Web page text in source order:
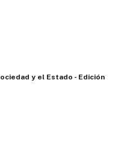
y el Estado - Edición